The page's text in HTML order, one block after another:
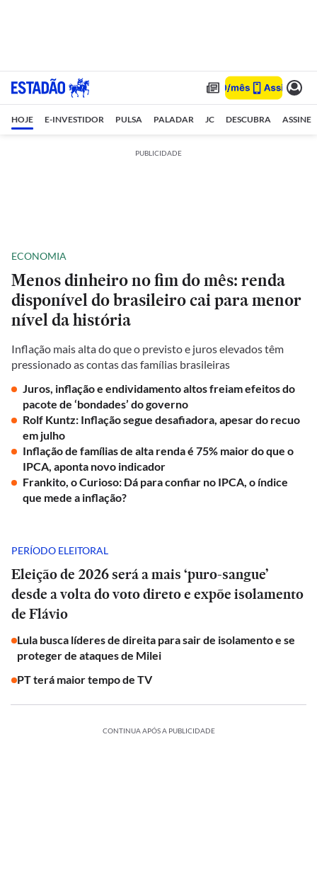
HOJE E-INVESTIDOR PULSA PALADAR JC DESCUBRA ASSINE
PUBLICIDADE
ECONOMIA
Menos dinheiro no fim do mês: renda
disponível do brasileiro cai para menor
nível da história
Inflação mais alta do que o previsto e juros elevados têm
pressionado as contas das famílias brasileiras
Juros, inflação e endividamento altos freiam efeitos do
pacote de ‘bondades’ do governo
Rolf Kuntz: Inflação segue desafiadora, apesar do recuo
em julho
Inflação de famílias de alta renda é 75% maior do que o
IPCA, aponta novo indicador
Frankito, o Curioso: Dá para confiar no IPCA, o índice
que mede a inflação?
PERÍODO ELEITORAL
Eleição de 2026 será a mais ‘puro-sangue’
desde a volta do voto direto e expõe isolamento
de Flávio
Lula busca líderes de direita para sair de isolamento e se
proteger de ataques de Milei
PT terá maior tempo de TV
CONTINUA APÓS A PUBLICIDADE